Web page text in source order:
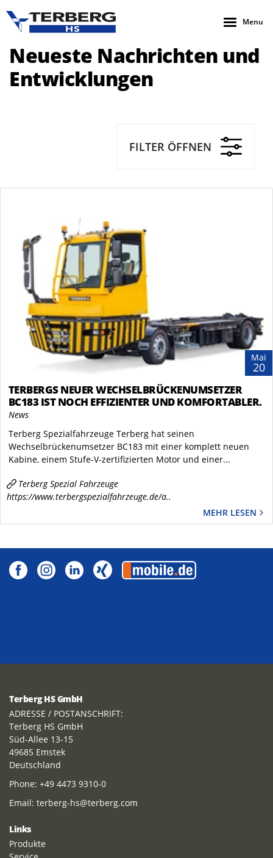
Menu
Neueste Nachrichten und
Entwicklungen
FILTER ÖFFNEN
Mai
20
TERBERGS NEUER WECHSELBRÜCKENUMSETZER
BC183 IST NOCH EFFIZIENTER UND KOMFORTABLER.
News
Terberg Spezialfahrzeuge Terberg hat seinen
Wechselbrückenumsetzer BC183 mit einer komplett neuen
Kabine, einem Stufe-V-zertifizierten Motor und einer...
Terberg Spezial Fahrzeuge
https://www.terbergspezialfahrzeuge.de/a..
MEHR LESEN
Terberg HS GmbH
ADRESSE / POSTANSCHRIFT:
Terberg HS GmbH
Süd-Allee 13-15
49685 Emstek
Deutschland
Phone: +49 4473 9310-0
Email: terberg-hs@terberg.com
Links
Produkte